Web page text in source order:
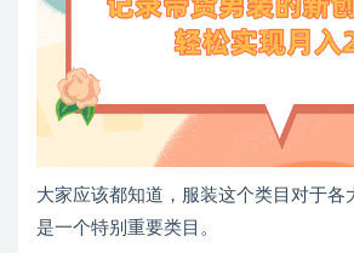
大家应该都知道，服装这个类目对于各
是一个特别重要类目。